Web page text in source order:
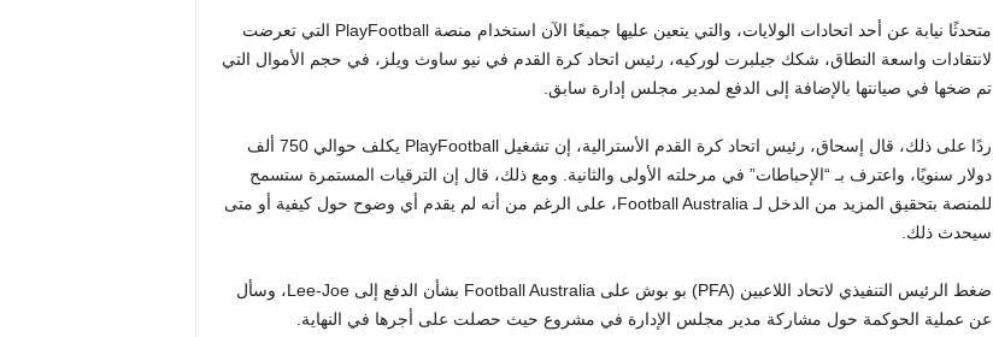
متحدثًا نيابة عن أحد اتحادات الولايات، والتي يتعين عليها جميعًا الآن استخدام منصة PlayFootball التي تعرضت
لانتقادات واسعة النطاق، شكك جيلبرت لوركيه، رئيس اتحاد كرة القدم في نيو ساوث ويلز، في حجم الأموال التي
تم ضخها في صيانتها بالإضافة إلى الدفع لمدير مجلس إدارة سابق.
ردًا على ذلك، قال إسحاق، رئيس اتحاد كرة القدم الأسترالية، إن تشغيل PlayFootball يكلف حوالي 750 ألف
دولار سنويًا، واعترف بـ “الإحباطات” في مرحلته الأولى والثانية. ومع ذلك، قال إن الترقيات المستمرة ستسمح
للمنصة بتحقيق المزيد من الدخل لـ Football Australia، على الرغم من أنه لم يقدم أي وضوح حول كيفية أو متى
سيحدث ذلك.
ضغط الرئيس التنفيذي لاتحاد اللاعبين (PFA) بو بوش على Football Australia بشأن الدفع إلى Lee-Joe، وسأل
عن عملية الحوكمة حول مشاركة مدير مجلس الإدارة في مشروع حيث حصلت على أجرها في النهاية.